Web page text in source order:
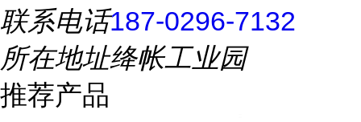
联系电话187-0296-7132
所在地址绛帐工业园
推荐产品